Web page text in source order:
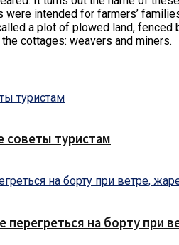
intended for farmers’
a plot of plowed land,
cottages: weavers and miners.
советы туристам
перегреться на борту